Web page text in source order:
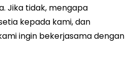
Jika tidak, mengapa
kepada kami, dan
ingin bekerjasama dengan